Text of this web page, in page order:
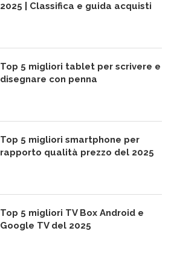
2025 | Classifica e guida acquisti
Top 5 migliori tablet per scrivere e
disegnare con penna
Top 5 migliori smartphone per
rapporto qualità prezzo del 2025
Top 5 migliori TV Box Android e
Google TV del 2025